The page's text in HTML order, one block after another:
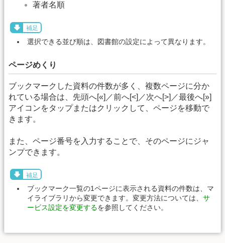
著者名順
補足
選択できる並び順は、図書館の設定によって異なります。
ページめくり
ブックマークした資料の件数が多く、複数ページに分か
れている場合は、先頭へ[«]／前へ[<]／次へ[>]／最後へ[»]
アイコンをタップまたはクリックして、ページを移動で
きます。
また、ページ番号を入力することで、そのページにジャ
ンプできます。
補足
ブックマーク一覧の1ページに表示される資料の件数は、マ
イライブラリから変更できます。変更方法については、 サ
ービス設定を変更するを参照してください。